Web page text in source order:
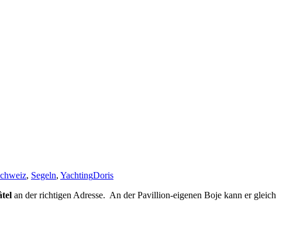
, Segeln, YachtingDoris
an der richtigen Adresse. An der Pavillion-eigenen Boje kann er gleich